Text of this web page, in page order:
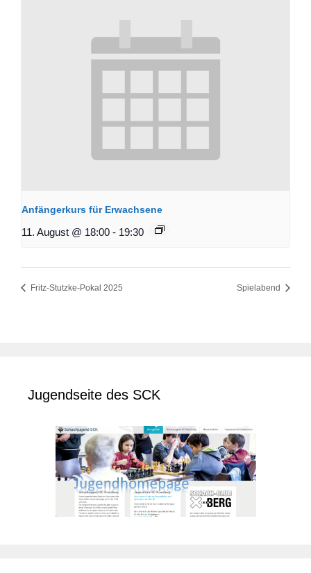
Anfängerkurs für Erwachsene
11. August @ 18:00 - 19:30
Fritz-Stutzke-Pokal 2025 Spielabend
Jugendseite des SCK